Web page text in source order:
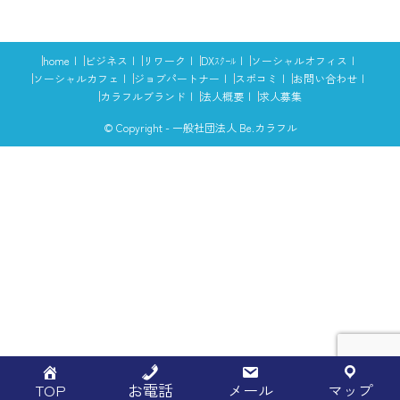
home ビジネス リワーク DXｽｸｰﾙ
ソーシャルオフィス
ソーシャルカフェ
ジョブパートナー スポコミ
お問い合わせ
カラフルブランド
法人概要 求人募集
© Copyright - 一般社団法人 Be.カラフル
TOP お電話 メール マップ